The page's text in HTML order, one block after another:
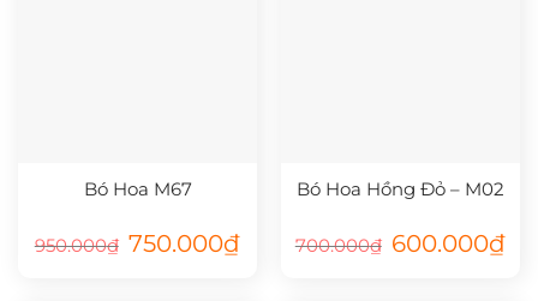
Bó Hoa M67
950.000₫ Giá
gốc
750.000₫Giá
Bó Hoa Hồng Đỏ – M02
700.000₫ Giá
gốc
600.000₫Giá